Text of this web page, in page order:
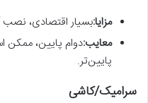
مزایا:بسیار اقتصادی،
معایب:دوام پایین، ممکن
پایین‌تر.
سرامیک/کاشی